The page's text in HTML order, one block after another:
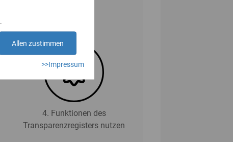
4. Funktionen des
Transparenzregisters nutzen
Allen zustimmen
>>Impressum